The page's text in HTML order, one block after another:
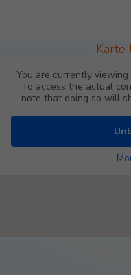
Karte
You are currently
To access the actual
note that doing so will